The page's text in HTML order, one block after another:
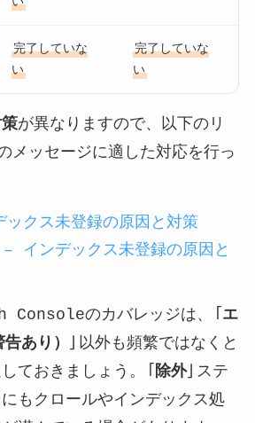
完了していな
い
完了していな
い
が異なりますので、以下のリ
メッセージに適した対応を行っ
クス未登録の原因と対策
インデックス未登録の原因と
のカバレッジは、「 エ
あり）
」以外も頻繁ではなくと
ておきましょう。「
除外」ステ
もクロールやインデックス処